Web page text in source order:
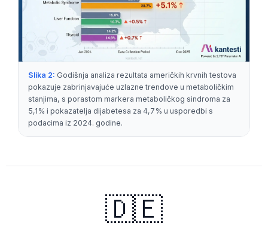
Slika 2: Godišnja analiza rezultata američkih krvnih testova
pokazuje zabrinjavajuće uzlazne trendove u metaboličkim
stanjima, s porastom markera metaboličkog sindroma za
5,1% i pokazatelja dijabetesa za 4,7% u usporedbi s
podacima iz 2024. godine.
🇩🇪